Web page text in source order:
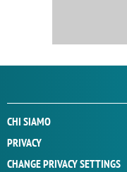
CHI SIAMO
PRIVACY
CHANGE PRIVACY SETTINGS